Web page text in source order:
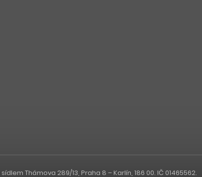
Thámova 289/13, Praha 8 – Karlín, 186 00. IČ 01465562.